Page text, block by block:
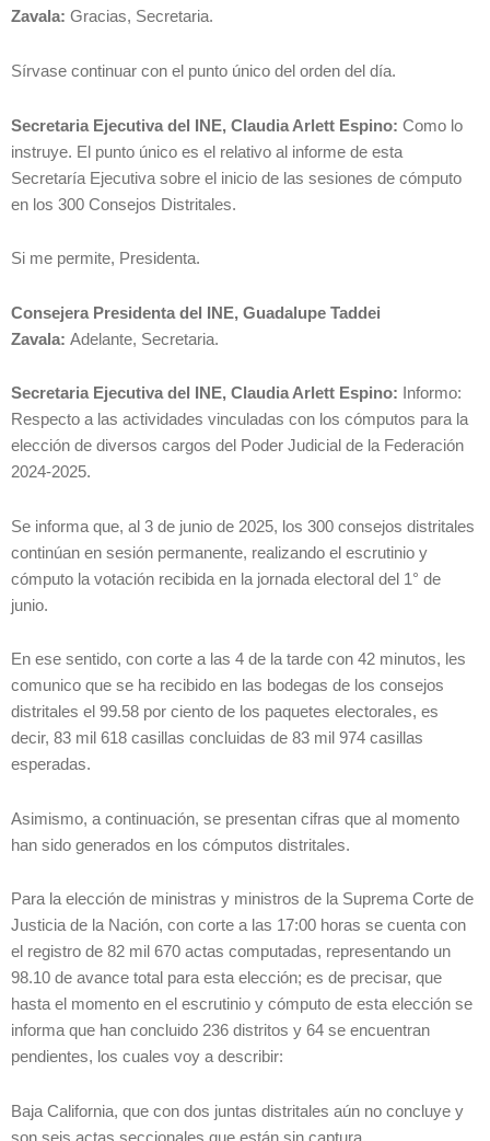
Zavala: Gracias, Secretaria.
Sírvase continuar con el punto único del orden del día.
Secretaria Ejecutiva del INE, Claudia Arlett Espino: Como lo
instruye. El punto único es el relativo al informe de esta
Secretaría Ejecutiva sobre el inicio de las sesiones de cómputo
en los 300 Consejos Distritales.
Si me permite, Presidenta.
Consejera Presidenta del INE, Guadalupe Taddei
Zavala: Adelante, Secretaria.
Secretaria Ejecutiva del INE, Claudia Arlett Espino: Informo:
Respecto a las actividades vinculadas con los cómputos para la
elección de diversos cargos del Poder Judicial de la Federación
2024-2025.
Se informa que, al 3 de junio de 2025, los 300 consejos distritales
continúan en sesión permanente, realizando el escrutinio y
cómputo la votación recibida en la jornada electoral del 1° de
junio.
En ese sentido, con corte a las 4 de la tarde con 42 minutos, les
comunico que se ha recibido en las bodegas de los consejos
distritales el 99.58 por ciento de los paquetes electorales, es
decir, 83 mil 618 casillas concluidas de 83 mil 974 casillas
esperadas.
Asimismo, a continuación, se presentan cifras que al momento
han sido generados en los cómputos distritales.
Para la elección de ministras y ministros de la Suprema Corte de
Justicia de la Nación, con corte a las 17:00 horas se cuenta con
el registro de 82 mil 670 actas computadas, representando un
98.10 de avance total para esta elección; es de precisar, que
hasta el momento en el escrutinio y cómputo de esta elección se
informa que han concluido 236 distritos y 64 se encuentran
pendientes, los cuales voy a describir:
Baja California, que con dos juntas distritales aún no concluye y
son seis actas seccionales que están sin captura.